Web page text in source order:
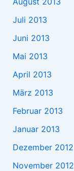
Juli 2013
Juni 2013
Mai 2013
April 2013
März 2013
Februar 2013
Januar 2013
Dezember 2012
November 2012